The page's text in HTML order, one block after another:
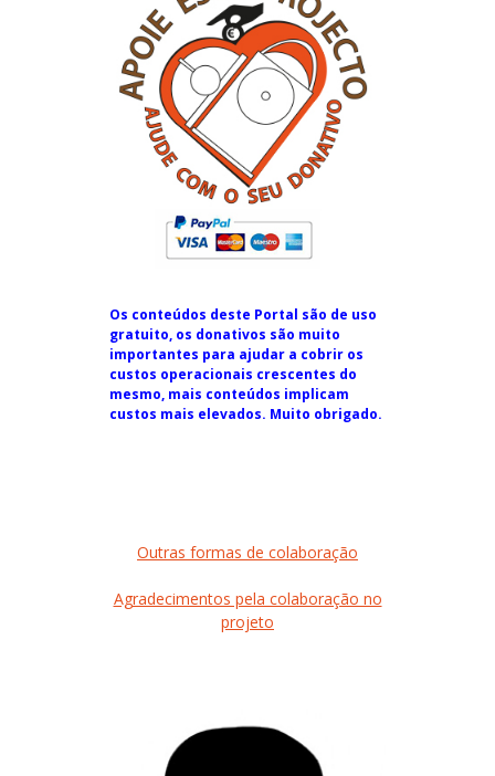
Os conteúdos deste Portal são de uso
gratuito, os donativos são muito
importantes para ajudar a cobrir os
custos operacionais crescentes do
mesmo, mais conteúdos implicam
custos mais elevados. Muito obrigado.
Outras formas de colaboração
Agradecimentos pela colaboração no
projeto